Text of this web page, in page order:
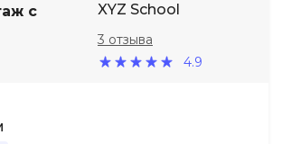
с
XYZ School
4.9
3 отзыва
языки